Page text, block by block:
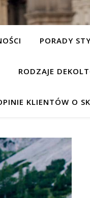
PORADY
RODZAJE
KLIENTÓW O